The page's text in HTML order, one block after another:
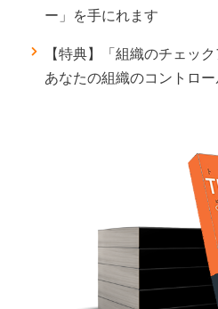
ー」を手にれます
【特典】「組織のチェッ
あなたの組織のコントロ